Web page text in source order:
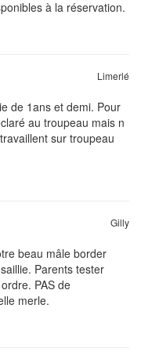
à la réservation.
Limerlé
de 1ans et demi. Pour
au troupeau mais n
sur troupeau
Gilly
beau mâle border
Parents tester
PAS de
merle.